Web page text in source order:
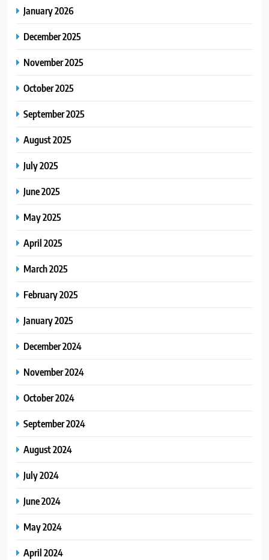
January 2026
December 2025
November 2025
October 2025
September 2025
August 2025
July 2025
June 2025
May 2025
April 2025
March 2025
February 2025
January 2025
December 2024
November 2024
October 2024
September 2024
August 2024
July 2024
June 2024
May 2024
April 2024